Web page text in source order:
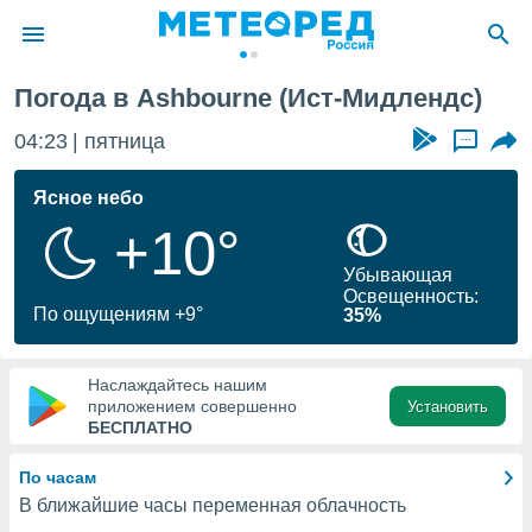
о
Вы можете
к этому
доступ
Погода в Ashbourne (Ист-Мидлендс)
04:23 пятница ...
Ясное небо
+10°
По ощущениям +9°
Убывающая
Освещенность:
35%
Наслаждайтесь нашим
приложением совершенно
БЕСПЛАТНО
Установить
По часам
В ближайшие часы переменная облачность